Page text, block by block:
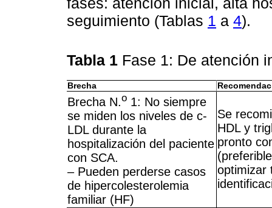
seguimiento (Tablas 1 a 4).
Tabla 1 Fase 1: De atención
Brecha
Brecha N.o 1: No siempre
se miden los niveles de c-
LDL durante la
hospitalización del paciente
con SCA.
– Pueden perderse casos
de hipercolesterolemia
familiar (HF)
Se
HDL y
pronto
optimizar